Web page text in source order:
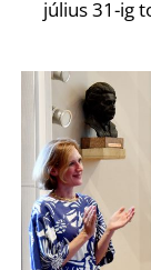
július 31-ig